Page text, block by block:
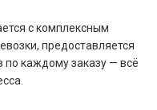
с комплексным
предоставляется
каждому заказу — всё